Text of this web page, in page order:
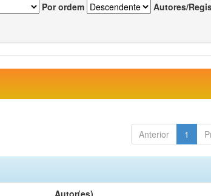
Por ordem Autores/
Anterior 1
Autor(es)